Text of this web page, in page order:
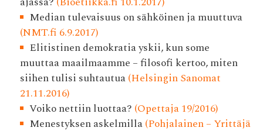
Median tulevaisuus on sähköinen ja muuttuva
(NMT.fi 6.9.2017)
Elitistinen demokratia yskii, kun some
muuttaa maailmaamme – filosofi kertoo, miten
siihen tulisi suhtautua(Helsingin Sanomat
21.11.2016)
Voiko nettiin luottaa? (Opettaja 19/2016)
Menestyksen askelmilla(Pohjalainen – Yrittäjä